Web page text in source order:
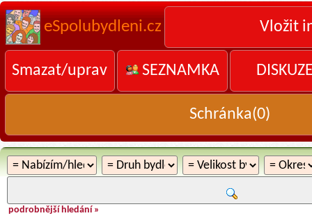
eSpolubydleni.cz Vložit
Smazat/uprav SEZNAMKA
Schránka(0)
podrobnější hledání »